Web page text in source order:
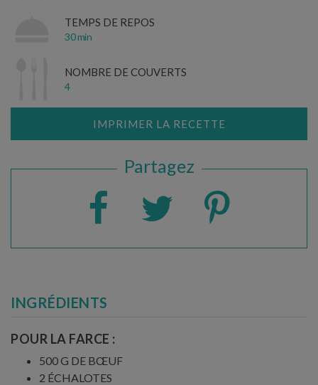
TEMPS DE REPOS
30 min
NOMBRE DE COUVERTS
4
IMPRIMER LA RECETTE
Partagez
INGRÉDIENTS
POUR LA FARCE :
500 G DE BŒUF
2 ÉCHALOTES